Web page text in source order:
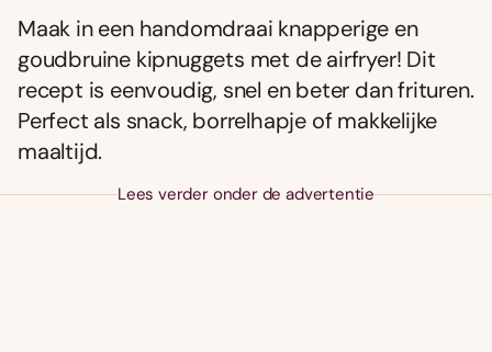
Maak in een handomdraai knapperige en
goudbruine kipnuggets met de airfryer! Dit
recept is eenvoudig, snel en beter dan frituren.
Perfect als snack, borrelhapje of makkelijke
maaltijd.
Lees verder onder de advertentie